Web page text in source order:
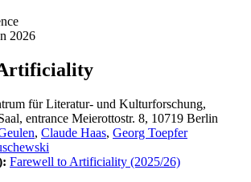
2026
für Literatur- und Kulturforschung,
entrance Meierottostr. 8, 10719 Berlin
, Claude Haas, Georg Toepfer
Farewell to Artificiality (2025/26)